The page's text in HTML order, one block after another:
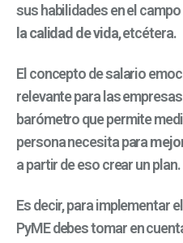
sus habilidades en el
la calidad de vida, etcétera.
El concepto de salario
relevante para las
barómetro que permite
persona necesita para
a partir de eso crear un plan.
Es decir, para implementar
PyME debes tomar en